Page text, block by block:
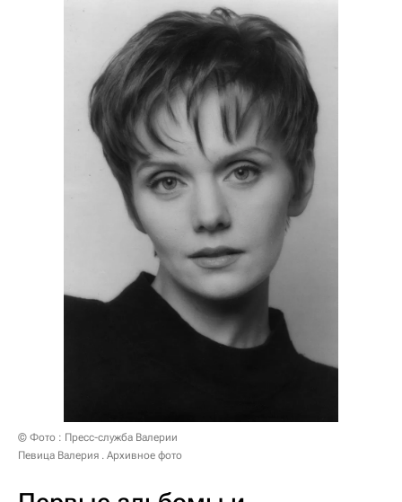
© Фото : Пресс-служба Валерии
Певица Валерия . Архивное фото